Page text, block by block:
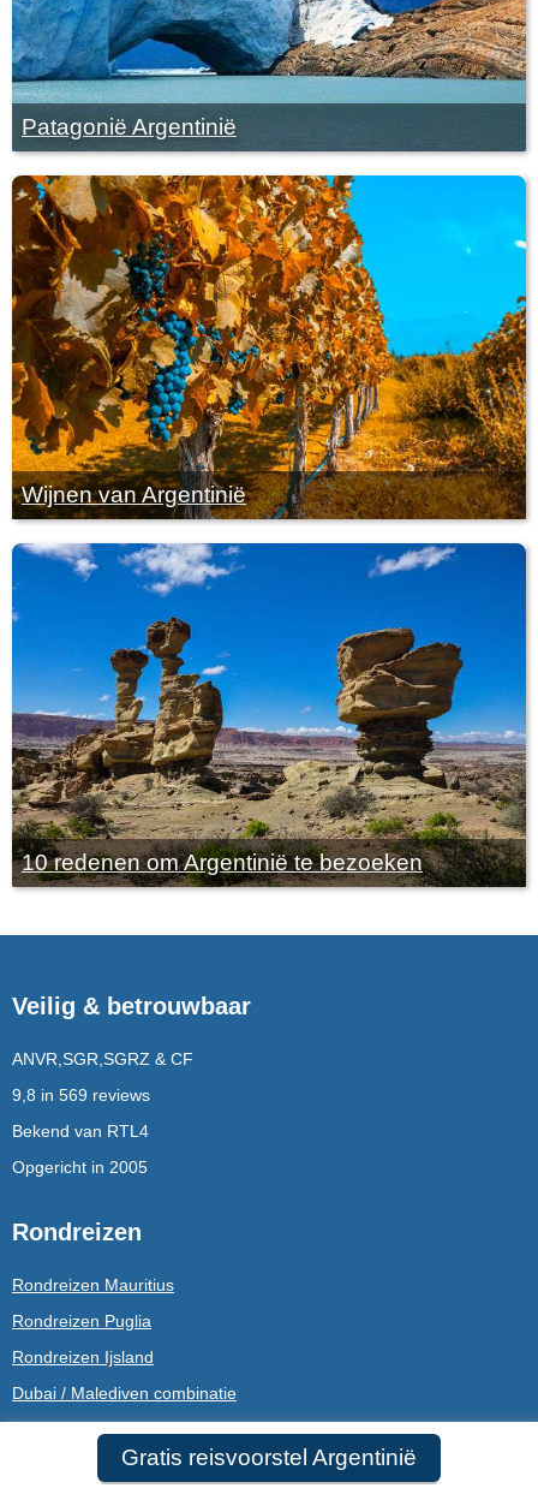
Gratis reisvoorstel Argentinië
Patagonië Argentinië
Wijnen van Argentinië
10 redenen om Argentinië te bezoeken
Veilig & betrouwbaar
ANVR,SGR,SGRZ & CF
9,8 in 569 reviews
Bekend van RTL4
Opgericht in 2005
Rondreizen
Rondreizen Mauritius
Rondreizen Puglia
Rondreizen Ijsland
Dubai / Malediven combinatie